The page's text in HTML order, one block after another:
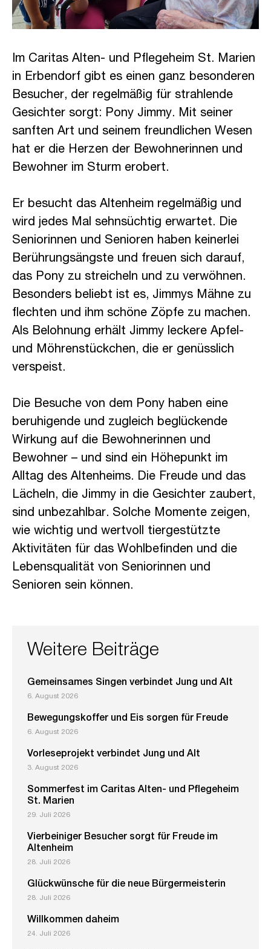
Im Caritas Alten- und Pflegeheim St. Marien
in Erbendorf gibt es einen ganz besonderen
Besucher, der regelmäßig für strahlende
Gesichter sorgt: Pony Jimmy. Mit seiner
sanften Art und seinem freundlichen Wesen
hat er die Herzen der Bewohnerinnen und
Bewohner im Sturm erobert.
Er besucht das Altenheim regelmäßig und
wird jedes Mal sehnsüchtig erwartet. Die
Seniorinnen und Senioren haben keinerlei
Berührungsängste und freuen sich darauf,
das Pony zu streicheln und zu verwöhnen.
Besonders beliebt ist es, Jimmys Mähne zu
flechten und ihm schöne Zöpfe zu machen.
Als Belohnung erhält Jimmy leckere Apfel-
und Möhrenstückchen, die er genüsslich
verspeist.
Die Besuche von dem Pony haben eine
beruhigende und zugleich beglückende
Wirkung auf die Bewohnerinnen und
Bewohner – und sind ein Höhepunkt im
Alltag des Altenheims. Die Freude und das
Lächeln, die Jimmy in die Gesichter zaubert,
sind unbezahlbar. Solche Momente zeigen,
wie wichtig und wertvoll tiergestützte
Aktivitäten für das Wohlbefinden und die
Lebensqualität von Seniorinnen und
Senioren sein können.
Weitere Beiträge
Gemeinsames Singen verbindet Jung und Alt
6. August 2026
Bewegungskoffer und Eis sorgen für Freude
6. August 2026
Vorleseprojekt verbindet Jung und Alt
3. August 2026
Sommerfest im Caritas Alten- und Pflegeheim
St. Marien
29. Juli 2026
Vierbeiniger Besucher sorgt für Freude im
Altenheim
28. Juli 2026
Glückwünsche für die neue Bürgermeisterin
28. Juli 2026
Willkommen daheim
24. Juli 2026